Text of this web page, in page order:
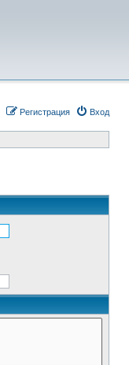
Вход
Регистрация